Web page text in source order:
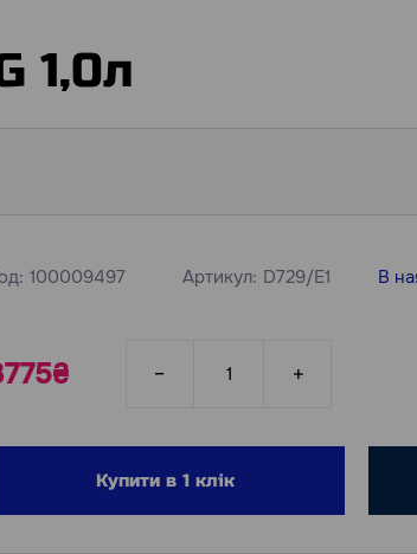
1,0л
100009497 Артикул: D729/E1 В
Купити в 1 клік